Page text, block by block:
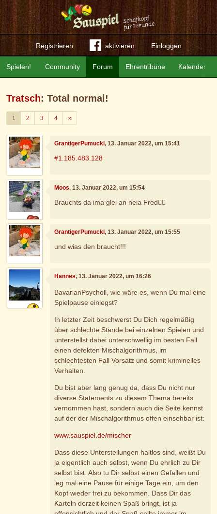
Registrieren aktivieren Einloggen
Community Forum Ehrentribüne Kalender
Spielen!
Tratsch: Total normal!
1 2 3 4 »Weiter
GrantigerPumuckl, 13. Januar 2022, um 15:41
#1.185.483.128
Moos, 13. Januar 2022, um 15:54
Brauchts da ima glei an neia Fred🤷‍♀️
GrantigerPumuckl, 13. Januar 2022, um 15:55
und wias den braucht!!!
Hannes, 13. Januar 2022, um 16:26
BavarianPsycholl, wie wäre es, wenn Du mal eine
Spielpause einlegst?
In letzter Zeit beschwerst Du Dich regelmäßig
über schlechte Stände bei einzelnen Spielen und
unterstellst dabei unterschwellig im besten Fall
einen defekten Mischalgorithmus, im
schlechtesten Fall Vorsatz und somit kriminelles
Verhalten.
Du bist aber lang genug da, dass Du nicht nur
diverse Statements zu diesem Thema bereits
vernommen hast, sondern auch die Seite kennst
auf der der Mischalgorithmus offen einsehbar ist:
www.sauspiel.de/mischer
Dass diese Unterstellungen haltlos sind, weißt Du
ja eigentlich auch selbst, wenn Du ehrlich zu Dir
selbst bist. Also tu Dir selbst einen Gefallen und
leg mal eine Pause für einige Tage ein, um den
Kopf wieder frei zu bekommen. Dass Dir das
Karteln derzeit keinen Spaß bringt, ist ja